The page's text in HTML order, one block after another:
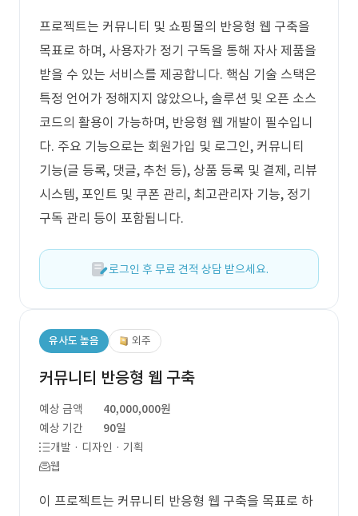
프로젝트는 커뮤니티 및 쇼핑몰의 반응형 웹 구축을
목표로 하며, 사용자가 정기 구독을 통해 자사 제품을
받을 수 있는 서비스를 제공합니다. 핵심 기술 스택은
특정 언어가 정해지지 않았으나, 솔루션 및 오픈 소스
코드의 활용이 가능하며, 반응형 웹 개발이 필수입니
다. 주요 기능으로는 회원가입 및 로그인, 커뮤니티
기능(글 등록, 댓글, 추천 등), 상품 등록 및 결제, 리뷰
시스템, 포인트 및 쿠폰 관리, 최고관리자 기능, 정기
구독 관리 등이 포함됩니다.
로그인 후 무료 견적 상담 받으세요.
유사도 높음 외주
커뮤니티 반응형 웹 구축
예상 금액
40,000,000원
예상 기간
90일
개발 · 디자인 · 기획
웹
이 프로젝트는 커뮤니티 반응형 웹 구축을 목표로 하